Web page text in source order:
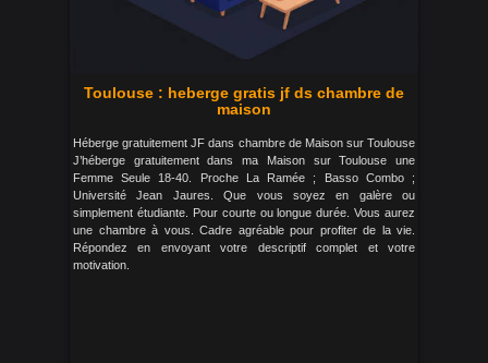
Toulouse : heberge gratis jf ds chambre de
maison
Héberge gratuitement JF dans chambre de Maison sur Toulouse
J’héberge gratuitement dans ma Maison sur Toulouse une
Femme Seule 18-40. Proche La Ramée ; Basso Combo ;
Université Jean Jaures. Que vous soyez en galère ou
simplement étudiante. Pour courte ou longue durée. Vous aurez
une chambre à vous. Cadre agréable pour profiter de la vie.
Répondez en envoyant votre descriptif complet et votre
motivation.